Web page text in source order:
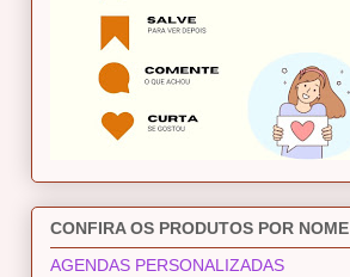
CONFIRA OS PRODUTOS POR NOME
AGENDAS PERSONALIZADAS